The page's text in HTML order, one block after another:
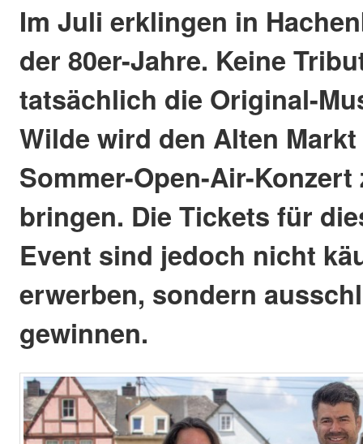
Im Juli erklingen in
der 80er-Jahre. Keine
tatsächlich die Original-
Wilde wird den Alten
Sommer-Open-Air-Konzert
bringen. Die Tickets für
Event sind jedoch nicht
erwerben, sondern
gewinnen.